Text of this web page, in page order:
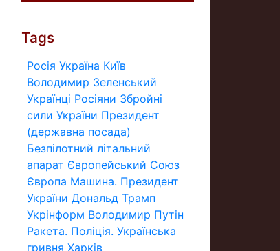
Tags
Росія Україна Київ
Володимир Зеленський
Українці Росіяни Збройні
сили України Президент
(державна посада)
Безпілотний літальний
апарат Європейський Союз
Європа Машина. Президент
України Дональд Трамп
Укрінформ Володимир Путін
Ракета. Поліція. Українська
гривня Харків